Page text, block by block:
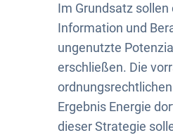
Energieeffizienz
Im Grundsatz
Information und
ungenutzte
erschließen. Die
Ergebnis Energie
dieser Strategie